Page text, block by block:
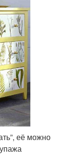
её можно